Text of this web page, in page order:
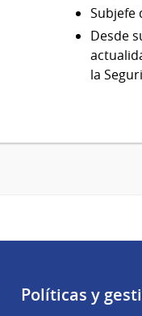
Subjefe
Desde
la
Políticas y